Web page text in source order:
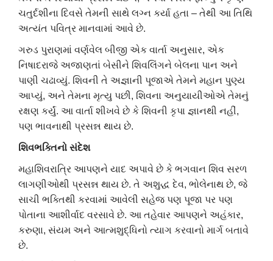
ચતુર્દશીના દિવસે તેમની સાથે લગ્ન કર્યા હતા – તેથી આ તિથિ
અત્યંત પવિત્ર માનવામાં આવે છે.
ગરુડ પુરાણમાં વર્ણવેલ બીજી એક વાર્તા અનુસાર, એક
નિષાદરાજે અજાણતાં બેસીને શિવલિંગને બેલના પાન અને
પાણી ચઢાવ્યું. શિવની તે અજ્ઞાની પૂજાએ તેમને મહાન પુણ્ય
આપ્યું, અને તેમના મૃત્યુ પછી, શિવના અનુયાયીઓએ તેમનું
રક્ષણ કર્યું. આ વાર્તા શીખવે છે કે શિવની કૃપા જ્ઞાનથી નહીં,
પણ ભાવનાથી પ્રસન્ન થાય છે.
શિવભક્તિનો સંદેશ
મહાશિવરાત્રિ આપણને યાદ અપાવે છે કે ભગવાન શિવ સરળ
લાગણીઓથી પ્રસન્ન થાય છે. તે અશુદ્ધ દેવ, ભોલેનાથ છે, જે
સાચી ભક્તિથી કરવામાં આવેલી સહેજ પણ પૂજા પર પણ
પોતાના આશીર્વાદ વરસાવે છે. આ તહેવાર આપણને અહંકાર,
કરુણા, સંયમ અને આત્મશુદ્ધિનો ત્યાગ કરવાનો માર્ગ બતાવે
છે.